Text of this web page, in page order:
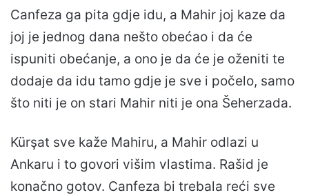
Canfeza ga pita gdje idu, a Mahir joj kaze da
joj je jednog dana nešto obećao i da će
ispuniti obećanje, a ono je da će je oženiti te
dodaje da idu tamo gdje je sve i počelo, samo
što niti je on stari Mahir niti je ona Šeherzada.
Kürşat sve kaže Mahiru, a Mahir odlazi u
Ankaru i to govori višim vlastima. Rašid je
konačno gotov. Canfeza bi trebala reći sve